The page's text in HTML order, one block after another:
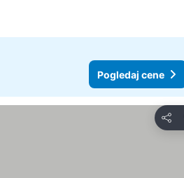
Pogledaj cene
Deli